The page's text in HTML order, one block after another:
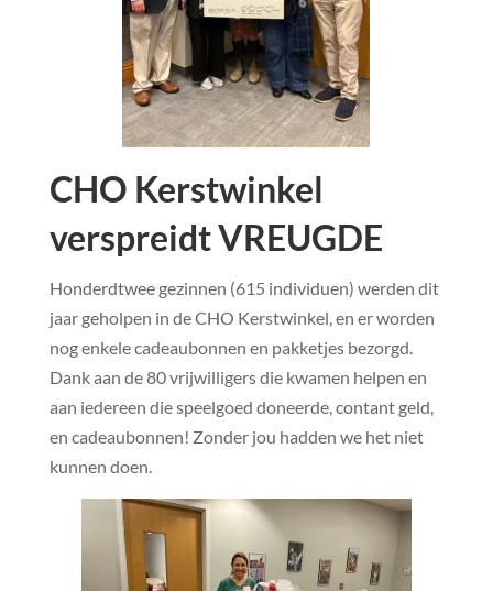
CHO Kerstwinkel
verspreidt VREUGDE
Honderdtwee gezinnen (615 individuen) werden dit
jaar geholpen in de CHO Kerstwinkel, en er worden
nog enkele cadeaubonnen en pakketjes bezorgd.
Dank aan de 80 vrijwilligers die kwamen helpen en
aan iedereen die speelgoed doneerde, contant geld,
en cadeaubonnen! Zonder jou hadden we het niet
kunnen doen.